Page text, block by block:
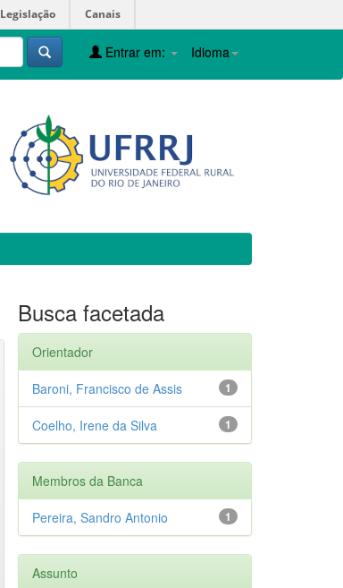
Legislação Canais
Idioma
Entrar em:
Busca facetada
Orientador
1
Baroni, Francisco de Assis
1
Coelho, Irene da Silva
Membros da Banca
1
Pereira, Sandro Antonio
Assunto